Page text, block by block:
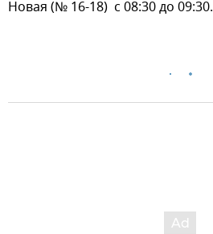
Новая (№ 16-18) с 08:30 до 09:30.